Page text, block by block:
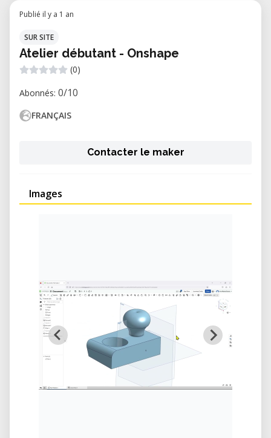
Publié il y a 1 an
SUR SITE
Atelier débutant - Onshape
(0)
Abonnés: 0/10
FRANÇAIS
Contacter le maker
Images